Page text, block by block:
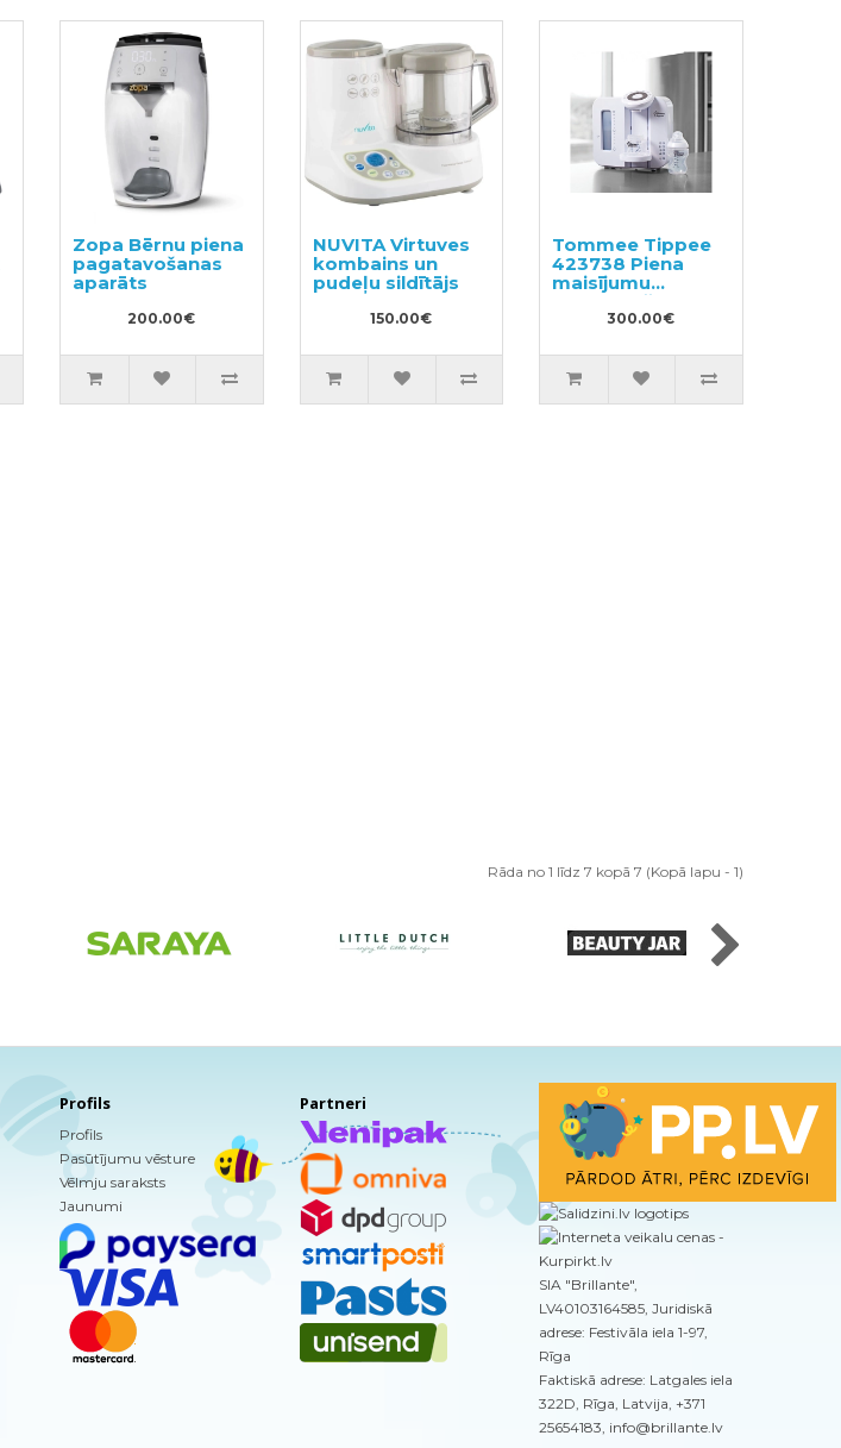
Zopa Bērnu piena
pagatavošanas
aparāts
200.00€
NUVITA Virtuves
kombains un
pudeļu sildītājs
150.00€
Tommee Tippee
423738 Piena
maisījumu
sagatavošanas
300.00€
Rāda no 1 līdz 7 kopā 7 (Kopā lapu - 1)
Profils
Profils
Pasūtījumu vēsture
Vēlmju saraksts
Jaunumi
Partneri
SIA "Brillante",
LV40103164585, Juridiskā
adrese: Festivāla iela 1-97,
Rīga
Faktiskā adrese: Latgales iela
322D, Rīga, Latvija, +371
25654183, info@brillante.lv